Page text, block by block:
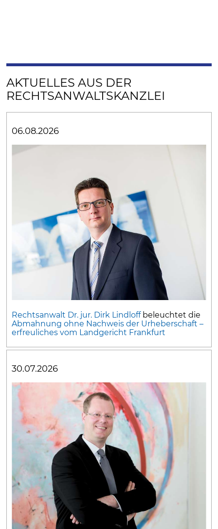
AKTUELLES AUS DER
RECHTSANWALTSKANZLEI
06.08.2026
Rechtsanwalt Dr. jur. Dirk Lindloffbeleuchtet die
Abmahnung ohne Nachweis der Urheberschaft –
erfreuliches vom Landgericht Frankfurt
30.07.2026